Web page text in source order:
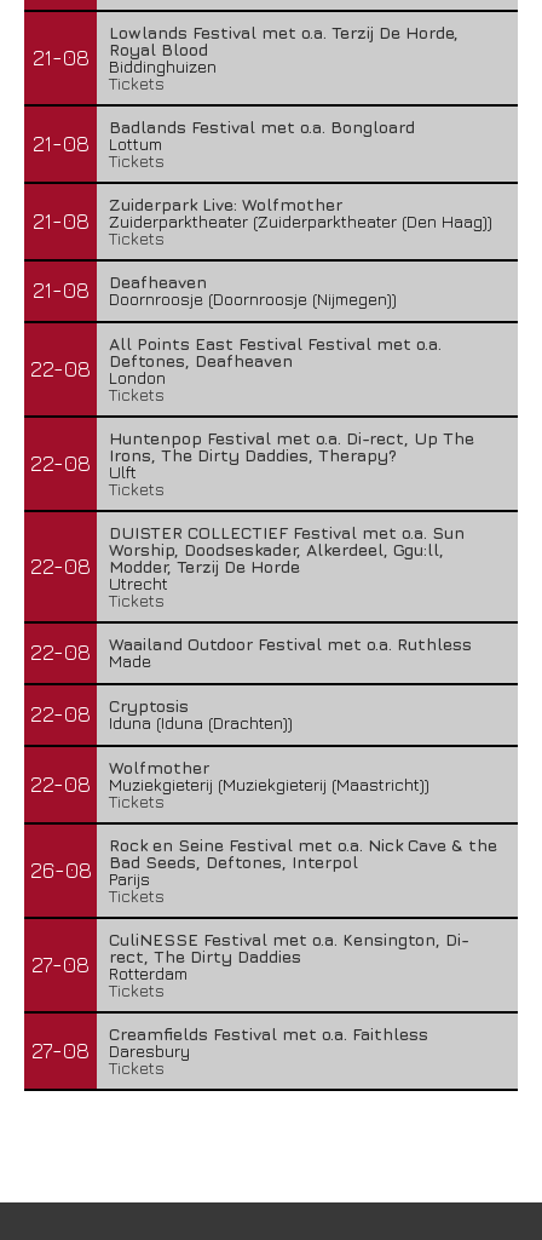
21-08
Lowlands Festival met o.a. Terzij De Horde,
Royal Blood
Biddinghuizen
Tickets
21-08
Badlands Festival met o.a. Bongloard
Lottum
Tickets
21-08
Zuiderpark Live: Wolfmother
Zuiderparktheater (Zuiderparktheater (Den Haag))
Tickets
21-08
Deafheaven
Doornroosje (Doornroosje (Nijmegen))
22-08
All Points East Festival Festival met o.a.
Deftones, Deafheaven
London
Tickets
22-08
Huntenpop Festival met o.a. Di-rect, Up The
Irons, The Dirty Daddies, Therapy?
Ulft
Tickets
22-08
DUISTER COLLECTIEF Festival met o.a. Sun
Worship, Doodseskader, Alkerdeel, Ggu:ll,
Modder, Terzij De Horde
Utrecht
Tickets
22-08
Waailand Outdoor Festival met o.a. Ruthless
Made
22-08
Cryptosis
Iduna (Iduna (Drachten))
22-08
Wolfmother
Muziekgieterij (Muziekgieterij (Maastricht))
Tickets
26-08
Rock en Seine Festival met o.a. Nick Cave & the
Bad Seeds, Deftones, Interpol
Parijs
Tickets
27-08
CuliNESSE Festival met o.a. Kensington, Di-
rect, The Dirty Daddies
Rotterdam
Tickets
27-08
Creamfields Festival met o.a. Faithless
Daresbury
Tickets